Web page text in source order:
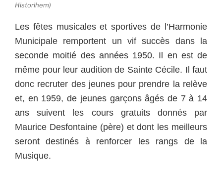
Historihem)
Les fêtes musicales et sportives de l’Harmonie
Municipale remportent un vif succès dans la
seconde moitié des années 1950. Il en est de
même pour leur audition de Sainte Cécile. Il faut
donc recruter des jeunes pour prendre la relève
et, en 1959, de jeunes garçons âgés de 7 à 14
ans suivent les cours gratuits donnés par
Maurice Desfontaine (père) et dont les meilleurs
seront destinés à renforcer les rangs de la
Musique.